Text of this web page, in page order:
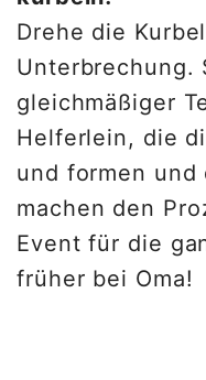
Drehe die
Unterbrechung.
gleichmäßiger
Helferlein, die
und formen und
machen den
Event für die
früher bei Oma!